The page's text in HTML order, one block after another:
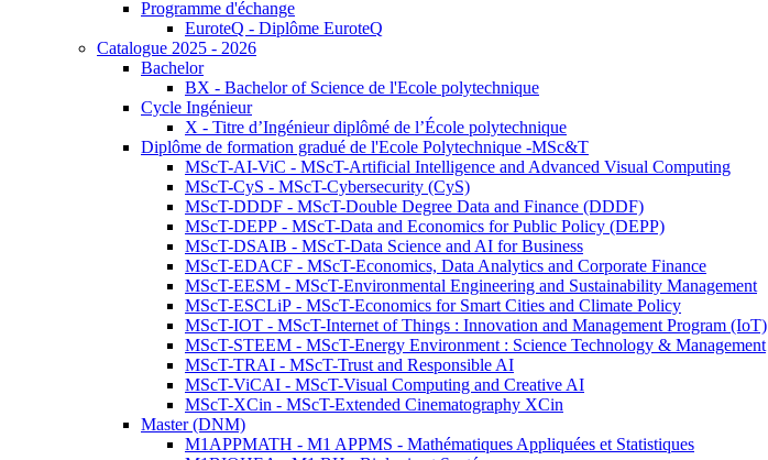
Programme d'échange
EuroteQ - Diplôme EuroteQ
Catalogue 2025 - 2026
Bachelor
BX - Bachelor of Science de l'Ecole polytechnique
Cycle Ingénieur
X - Titre d’Ingénieur diplômé de l’École polytechnique
Diplôme de formation gradué de l'Ecole Polytechnique -MSc&T
MScT-AI-ViC - MScT-Artificial Intelligence and Advanced Visual Computing
MScT-CyS - MScT-Cybersecurity (CyS)
MScT-DDDF - MScT-Double Degree Data and Finance (DDDF)
MScT-DEPP - MScT-Data and Economics for Public Policy (DEPP)
MScT-DSAIB - MScT-Data Science and AI for Business
MScT-EDACF - MScT-Economics, Data Analytics and Corporate Finance
MScT-EESM - MScT-Environmental Engineering and Sustainability Management
MScT-ESCLiP - MScT-Economics for Smart Cities and Climate Policy
MScT-IOT - MScT-Internet of Things : Innovation and Management Program (IoT)
MScT-STEEM - MScT-Energy Environment : Science Technology & Management
MScT-TRAI - MScT-Trust and Responsible AI
MScT-ViCAI - MScT-Visual Computing and Creative AI
MScT-XCin - MScT-Extended Cinematography XCin
Master (DNM)
M1APPMATH - M1 APPMS - Mathématiques Appliquées et Statistiques